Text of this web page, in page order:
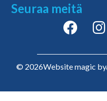
Seuraa meitä
© 2026Website magic by